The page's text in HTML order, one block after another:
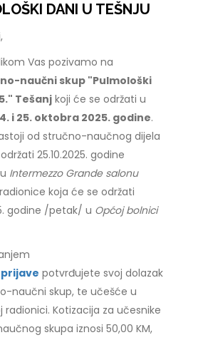
DANI U TEŠNJU
Vas pozivamo na
naučni skup "Pulmološki
Tešanj koji će se održati u
i 25. oktobra 2025. godine.
od stručno-naučnog dijela
25.10.2025. godine
Intermezzo Grande salonu
koja će se održati
godine /petak/ u Općoj bolnici
prijave potvrđujete svoj dolazak
naučni skup, te učešće u
radionici. Kotizacija za učesnike
skupa iznosi 50,00 KM,